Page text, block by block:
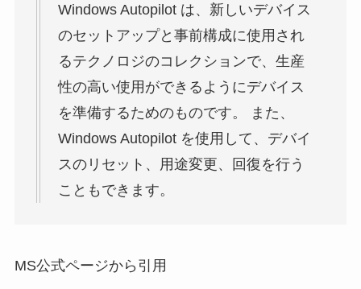
Windows Autopilot は、新しいデバイス
のセットアップと事前構成に使用され
るテクノロジのコレクションで、生産
性の高い使用ができるようにデバイス
を準備するためのものです。 また、
Windows Autopilot を使用して、デバイ
スのリセット、用途変更、回復を行う
こともできます。
MS公式ページから引用